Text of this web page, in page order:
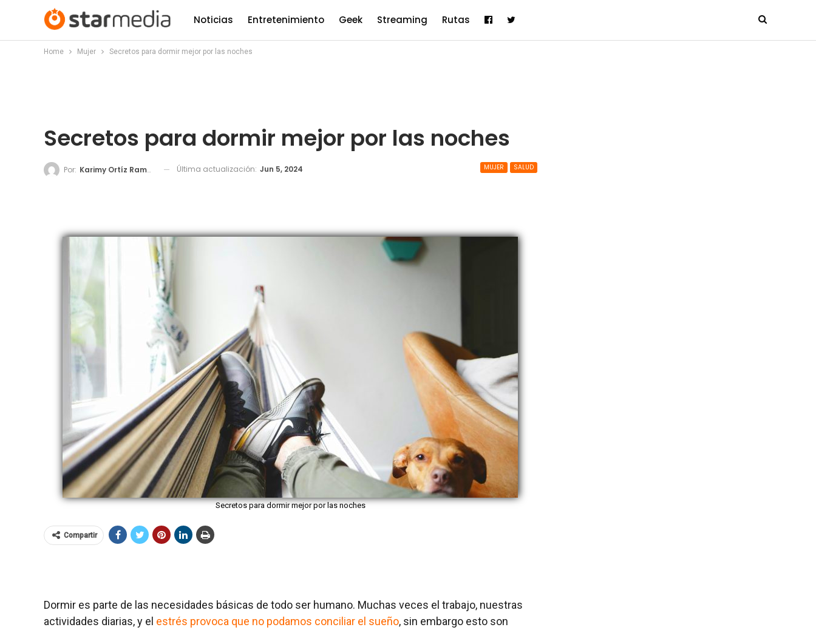
Noticias Entretenimiento Geek Streaming Rutas
Home Mujer Secretos para dormir mejor por las noches
Secretos para dormir mejor por las noches
MUJER SALUD
Por: Karimy Ortíz Ramos Última actualización: Jun 5, 2024
Secretos para dormir mejor por las noches
Compartir
Dormir es parte de las necesidades básicas de todo ser humano. Muchas veces el trabajo, nuestras
actividades diarias, y el estrés provoca que no podamos conciliar el sueño, sin embargo esto son